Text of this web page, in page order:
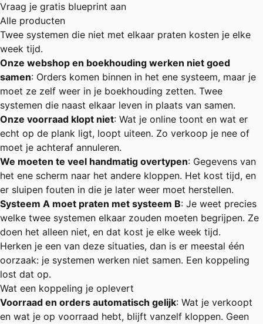
Vraag je gratis blueprint aan
Alle producten
Twee systemen die niet met elkaar praten kosten je elke
week tijd.
Onze webshop en boekhouding werken niet goed
samen: Orders komen binnen in het ene systeem, maar je
moet ze zelf weer in je boekhouding zetten. Twee
systemen die naast elkaar leven in plaats van samen.
Onze voorraad klopt niet: Wat je online toont en wat er
echt op de plank ligt, loopt uiteen. Zo verkoop je nee of
moet je achteraf annuleren.
We moeten te veel handmatig overtypen: Gegevens van
het ene scherm naar het andere kloppen. Het kost tijd, en
er sluipen fouten in die je later weer moet herstellen.
Systeem A moet praten met systeem B: Je weet precies
welke twee systemen elkaar zouden moeten begrijpen. Ze
doen het alleen niet, en dat kost je elke week tijd.
Herken je een van deze situaties, dan is er meestal één
oorzaak: je systemen werken niet samen. Een koppeling
lost dat op.
Wat een koppeling je oplevert
Voorraad en orders automatisch gelijk: Wat je verkoopt
en wat je op voorraad hebt, blijft vanzelf kloppen. Geen